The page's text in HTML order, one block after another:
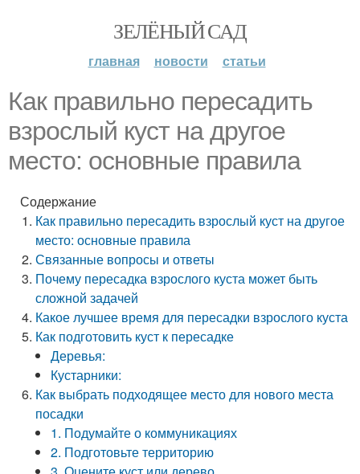
ЗЕЛЁНЫЙ САД
главная новости статьи
Как правильно пересадить
взрослый куст на другое
место: основные правила
Содержание
Как правильно пересадить взрослый куст на другое
место: основные правила
Связанные вопросы и ответы
Почему пересадка взрослого куста может быть
сложной задачей
Какое лучшее время для пересадки взрослого куста
Как подготовить куст к пересадке
Деревья:
Кустарники:
Как выбрать подходящее место для нового места
посадки
1. Подумайте о коммуникациях
2. Подготовьте территорию